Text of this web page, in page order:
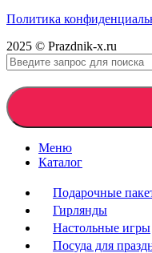
Политика
2025 © Prazdnik-x.ru
Меню
Каталог
Подарочные
Гирлянды
Настольные игры
Посуда для